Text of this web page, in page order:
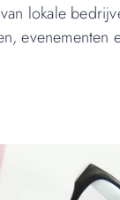
lokale
evenementen